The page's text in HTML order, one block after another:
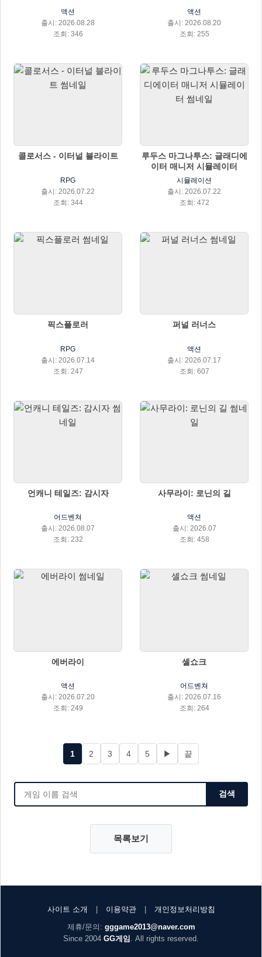
액션
출시: 2026.08.28
조회: 346
액션
출시: 2026.08.20
조회: 255
콜로서스 - 이터널 블라이트
RPG
출시: 2026.07.22
조회: 344
루두스 마그나투스: 글래디에
이터 매니저 시뮬레이터
시뮬레이션
출시: 2026.07.22
조회: 472
픽스플로러
RPG
출시: 2026.07.14
조회: 247
퍼널 러너스
액션
출시: 2026.07.17
조회: 607
언캐니 테일즈: 감시자
어드벤쳐
출시: 2026.08.07
조회: 232
사무라이: 로닌의 길
액션
출시: 2026.07
조회: 458
에버라이
액션
출시: 2026.07.20
조회: 249
셸쇼크
어드벤쳐
출시: 2026.07.16
조회: 264
1 2 3 4 5 ▶ 끝
검색
목록보기
사이트 소개 이용약관
개인정보처리방침
제휴/문의: gggame2013@naver.com
Since 2004 GG게임 . All rights reserved.